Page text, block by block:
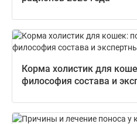
Корма холистик для
философия состава и